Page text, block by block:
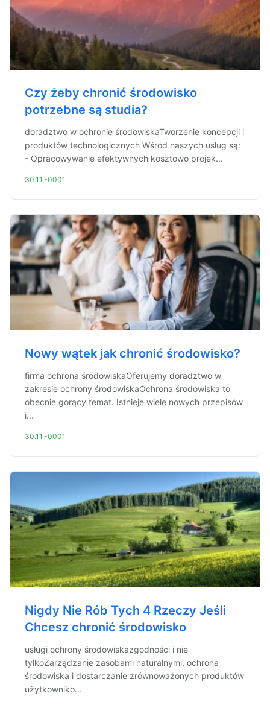
Czy żeby chronić środowisko
potrzebne są studia?
doradztwo w ochronie środowiskaTworzenie koncepcji i
produktów technologicznych Wśród naszych usług są:
- Opracowywanie efektywnych kosztowo projek...
30.11.-0001
Nowy wątek jak chronić środowisko?
firma ochrona środowiskaOferujemy doradztwo w
zakresie ochrony środowiskaOchrona środowiska to
obecnie gorący temat. Istnieje wiele nowych przepisów
i...
30.11.-0001
Nigdy Nie Rób Tych 4 Rzeczy Jeśli
Chcesz chronić środowisko
usługi ochrony środowiskazgodności i nie
tylkoZarządzanie zasobami naturalnymi, ochrona
środowiska i dostarczanie zrównoważonych produktów
użytkowniko...